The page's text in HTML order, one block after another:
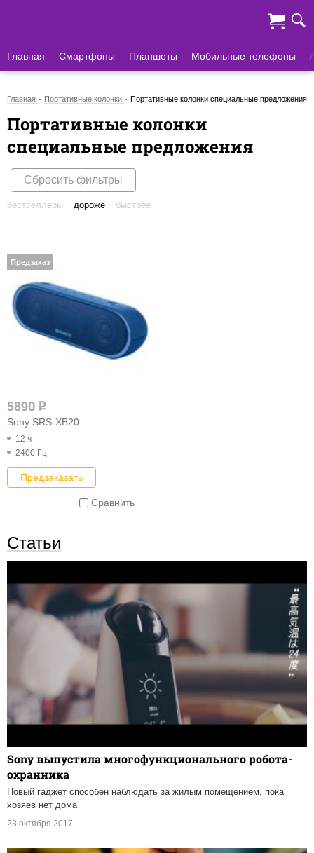
Главная Смартфоны Планшеты Мобильные телефоны
Главная Портативные колонки Портативные колонки специальные предложения
Портативные колонки
специальные предложения
Сбросить фильтры
бестселлеры дороже быстрее
5890 q
Sony SRS-XB20
12 ч
2400 Гц
Предзаказать
Сравнить
Предзаказ
Статьи
Sony выпустила многофункционального робота-
охранника
Новый гаджет способен наблюдать за жилым помещением, пока
хозяев нет дома
23 октября 2017